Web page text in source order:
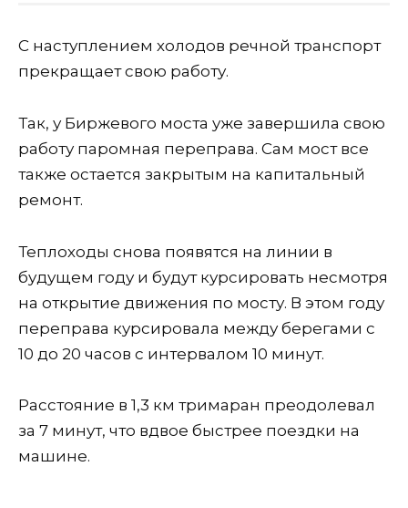
С наступлением холодов речной транспорт
прекращает свою работу.
Так, у Биржевого моста уже завершила свою
работу паромная переправа. Сам мост все
также остается закрытым на капитальный
ремонт.
Теплоходы снова появятся на линии в
будущем году и будут курсировать несмотря
на открытие движения по мосту. В этом году
переправа курсировала между берегами с
10 до 20 часов с интервалом 10 минут.
Расстояние в 1,3 км тримаран преодолевал
за 7 минут, что вдвое быстрее поездки на
машине.